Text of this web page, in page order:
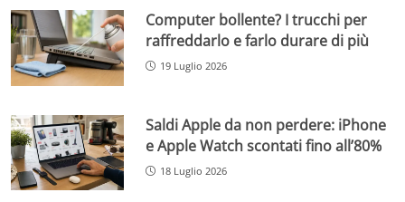
Computer bollente? I trucchi per
raffreddarlo e farlo durare di più
19 Luglio 2026
Saldi Apple da non perdere: iPhone
e Apple Watch scontati fino all’80%
18 Luglio 2026